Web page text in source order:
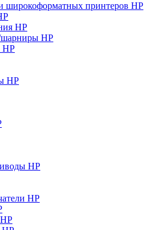
широкоформатных принтеров HP
HP
HP
HP
HP
HP
HP